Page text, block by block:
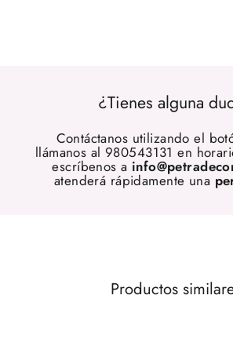
¿Tienes alguna
Contáctanos utilizando el
llámanos al 980543131 en
escríbenos a
atenderá rápidamente una
Productos